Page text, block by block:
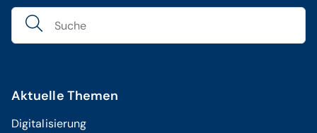
Aktuelle Themen
Digitalisierung